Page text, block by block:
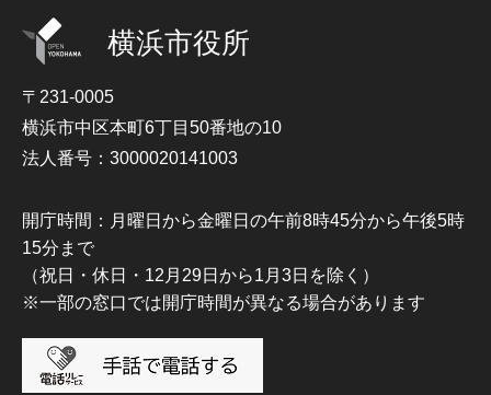
横浜市役所
〒231-0005
横浜市中区本町6丁目50番地の10
法人番号：3000020141003
開庁時間：月曜日から金曜日の午前8時45分から午後5時
15分まで
（祝日・休日・12月29日から1月3日を除く）
※一部の窓口では開庁時間が異なる場合があります